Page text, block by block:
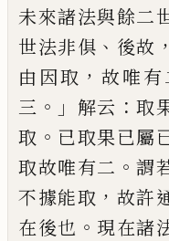
未來諸法與餘二
世法非俱 、 後故
由因取 ，故唯有
三 。」 解云 ：取
取 。 已取果已屬
取故唯有二 。謂
不據能取 ， 故許
在後也 。 現在諸